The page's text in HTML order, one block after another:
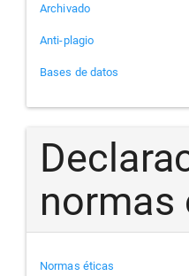
Archivado
Anti-plagio
Bases de datos
normas
Normas éticas